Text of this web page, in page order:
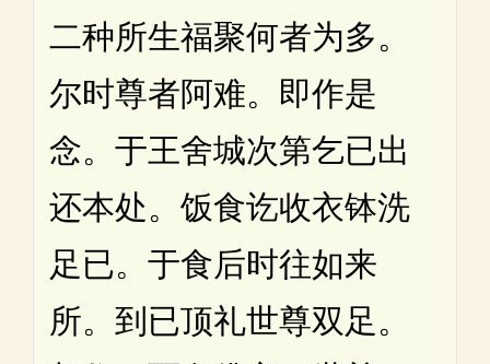
二种所生福聚何者为多。
尔时尊者阿难。即作是
念。于王舍城次第乞已出
还本处。饭食讫收衣钵洗
足已。于食后时往如来
所。到已顶礼世尊双足。